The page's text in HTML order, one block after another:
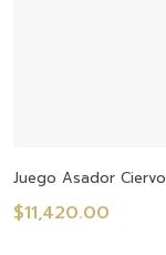
Juego Asador Ciervo
$11,420.00